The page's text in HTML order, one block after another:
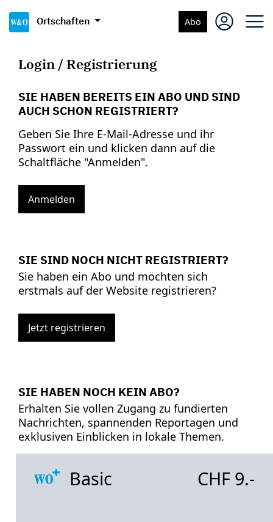
Ortschaften Abo
Login / Registrierung
SIE HABEN BEREITS EIN ABO UND SIND
AUCH SCHON REGISTRIERT?
Geben Sie Ihre E-Mail-Adresse und ihr
Passwort ein und klicken dann auf die
Schaltfläche "Anmelden".
Anmelden
SIE SIND NOCH NICHT REGISTRIERT?
Sie haben ein Abo und möchten sich
erstmals auf der Website registrieren?
Jetzt registrieren
SIE HABEN NOCH KEIN ABO?
Erhalten Sie vollen Zugang zu fundierten
Nachrichten, spannenden Reportagen und
exklusiven Einblicken in lokale Themen.
Basic CHF 9.-